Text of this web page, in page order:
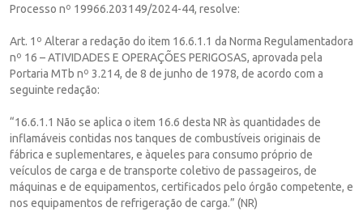
Processo nº 19966.203149/2024-44, resolve:
Art. 1º Alterar a redação do item 16.6.1.1 da Norma Regulamentadora
nº 16 – ATIVIDADES E OPERAÇÕES PERIGOSAS, aprovada pela
Portaria MTb nº 3.214, de 8 de junho de 1978, de acordo com a
seguinte redação:
“16.6.1.1 Não se aplica o item 16.6 desta NR às quantidades de
inflamáveis contidas nos tanques de combustíveis originais de
fábrica e suplementares, e àqueles para consumo próprio de
veículos de carga e de transporte coletivo de passageiros, de
máquinas e de equipamentos, certificados pelo órgão competente, e
nos equipamentos de refrigeração de carga.” (NR)